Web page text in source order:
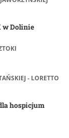
w Dolinie
- LORETTO
hospicjum